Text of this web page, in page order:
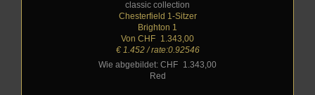
classic collection
Chesterfield 1-Sitzer
Brighton 1
Von CHF
1.343,00
€ 1.452 / rate:0.92546
Wie abgebildet: CHF
1.343,00
Red